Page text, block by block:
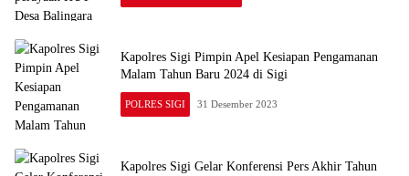
Kapolres Sigi Pimpin Apel Kesiapan Pengamanan
Malam Tahun Baru 2024 di Sigi
POLRES SIGI 31 Desember 2023
Kapolres Sigi Gelar Konferensi Pers Akhir Tahun